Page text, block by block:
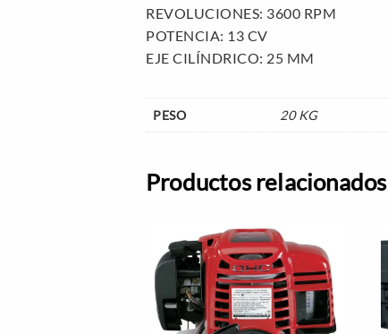
REVOLUCIONES: 3600 RPM
POTENCIA: 13 CV
EJE CILÍNDRICO: 25 MM
PESO 20 KG
Productos relacionados